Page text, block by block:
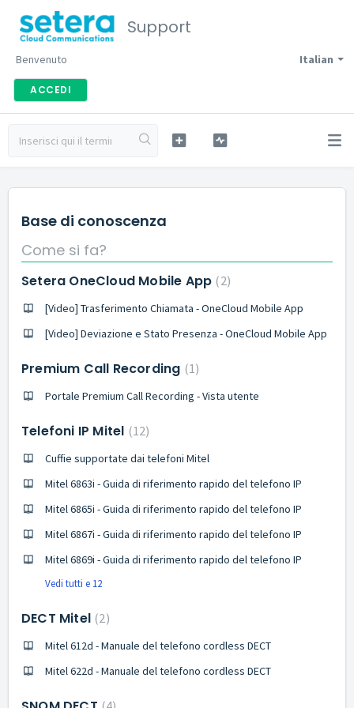
Support
Italian
Benvenuto
ACCEDI
Base di conoscenza
Come si fa?
Setera OneCloud Mobile App 2
[Video] Trasferimento Chiamata - OneCloud Mobile App
[Video] Deviazione e Stato Presenza - OneCloud Mobile App
Premium Call Recording 1
Portale Premium Call Recording - Vista utente
Telefoni IP Mitel 12
Cuffie supportate dai telefoni Mitel
Mitel 6863i - Guida di riferimento rapido del telefono IP
Mitel 6865i - Guida di riferimento rapido del telefono IP
Mitel 6867i - Guida di riferimento rapido del telefono IP
Mitel 6869i - Guida di riferimento rapido del telefono IP
Vedi tutti e 12
DECT Mitel 2
Mitel 612d - Manuale del telefono cordless DECT
Mitel 622d - Manuale del telefono cordless DECT